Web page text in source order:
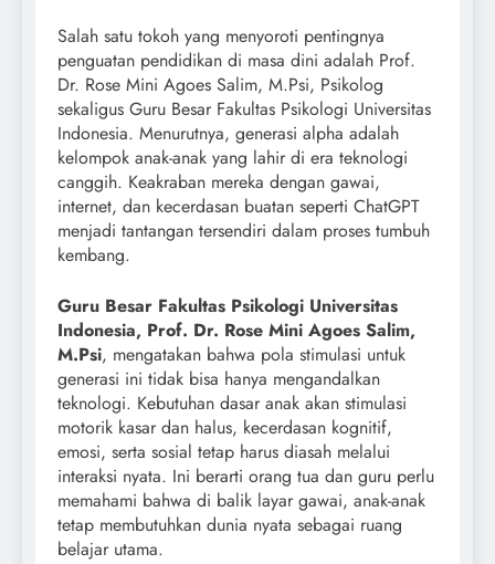
Salah satu tokoh yang menyoroti pentingnya
penguatan pendidikan di masa dini adalah Prof.
Dr. Rose Mini Agoes Salim, M.Psi, Psikolog
sekaligus Guru Besar Fakultas Psikologi Universitas
Indonesia. Menurutnya, generasi alpha adalah
kelompok anak-anak yang lahir di era teknologi
canggih. Keakraban mereka dengan gawai,
internet, dan kecerdasan buatan seperti ChatGPT
menjadi tantangan tersendiri dalam proses tumbuh
kembang.
Guru Besar Fakultas Psikologi Universitas
Indonesia, Prof. Dr. Rose Mini Agoes Salim,
M.Psi, mengatakan bahwa pola stimulasi untuk
generasi ini tidak bisa hanya mengandalkan
teknologi. Kebutuhan dasar anak akan stimulasi
motorik kasar dan halus, kecerdasan kognitif,
emosi, serta sosial tetap harus diasah melalui
interaksi nyata. Ini berarti orang tua dan guru perlu
memahami bahwa di balik layar gawai, anak-anak
tetap membutuhkan dunia nyata sebagai ruang
belajar utama.